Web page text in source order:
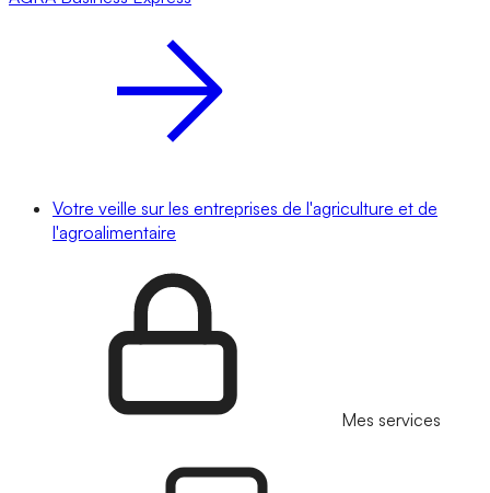
Votre veille sur les entreprises de l'agriculture et de
l'agroalimentaire
Mes services